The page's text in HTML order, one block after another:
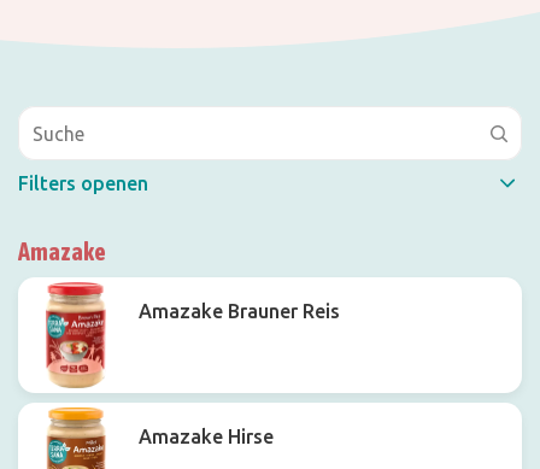
Filters openen
Produktgruppe
Amazake
Amazake Brauner Reis
Amazake Hirse